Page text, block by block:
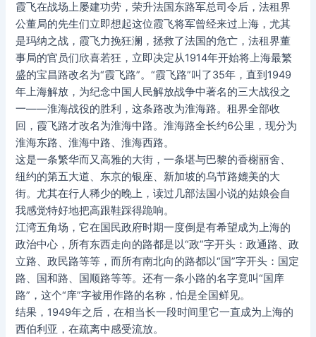
霞飞在战场上屡建功劳，荣升法国东路军总司令后，法租界
公董局的先生们立即想起这位霞飞将军曾经来过上海，尤其
是玛纳之战，霞飞力挽狂澜，拯救了法国的危亡，法租界董
事局的官员们欣喜若狂，立即决定从1914年开始将上海最繁
盛的宝昌路改名为“霞飞路”。“霞飞路”叫了35年，直到1949
年上海解放，为纪念中国人民解放战争中著名的三大战役之
一——淮海战役的胜利，这条路改为淮海路。租界全部收
回，霞飞路才改名为淮海中路。淮海路全长约6公里，现分为
淮海东路、淮海中路、淮海西路。
这是一条繁华而又高雅的大街，一条堪与巴黎的香榭丽舍、
纽约的第五大道、东京的银座、新加坡的乌节路媲美的大
街。尤其在行人稀少的晚上，读过几部法国小说的姑娘会自
我感觉特好地把高跟鞋踩得跪响。
江湾五角场，它在国民政府时期一度倒是有希望成为上海的
政治中心，所有东西走向的路都是以“政”字开头：政通路、政
立路、政民路等等，而所有南北向的路都以“国”字开头：国定
路、国和路、国顺路等等。还有一条小路的名字竟叫“国庠
路”，这个“庠”字被用作路的名称，怕是全国鲜见。
结果，1949年之后，在相当长一段时间里它一直成为上海的
西伯利亚，在疏离中感受流放。